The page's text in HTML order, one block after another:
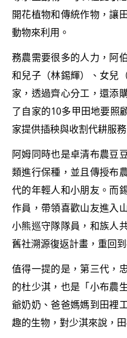
開花植物和傳統作物，讓
動物來利用。
務農需要很多的人力，阿
和兒子（林錫輝）、女兒
家，透過齊心分工，還添
了自家的10多甲田地要照
家提供插秧與收割代耕服務
阿姆同時也是卓清布農豆
類進行保種，並且傳授布
代的年輕人和小朋友。而
作員，帶領喜歡山友進入
小熊巡守隊隊員，和族人
舊社溯源復返計畫，重回
值得一提的是，第三代，
的杜少淇，也是「小布農
爺奶奶、爸爸媽媽到田裡
趣的生物，對少淇來說，